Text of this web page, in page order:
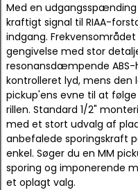
Med en
kraftigt signal til RIAA-
indgang.
gengivelse med stor
resonansdæmpende
kontrolleret lyd, mens
pickup'ens evne til at
rillen. Standard 1/2"
med et stort udvalg af
anbefalede sporingskraft
enkel. Søger du en MM
sporing og imponerende
et oplagt valg.